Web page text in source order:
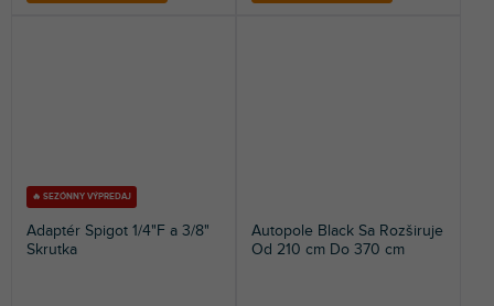
🔥 SEZÓNNY VÝPREDAJ
Adaptér Spigot 1/4"F a 3/8"
Skrutka
Autopole Black Sa Rozširuje
Od 210 cm Do 370 cm